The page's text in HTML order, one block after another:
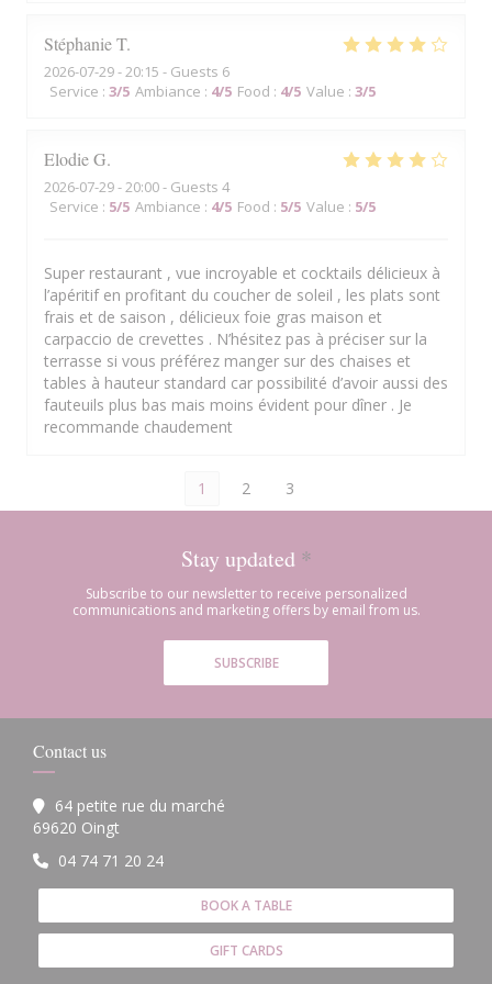
StéphanieT
2026-07-29- 20:15 - Guests 6
Service : 3/5 Ambiance : 4/5 Food : 4/5 Value : 3/5
ElodieG
2026-07-29- 20:00 - Guests 4
Service : 5/5 Ambiance : 4/5 Food : 5/5 Value : 5/5
Super restaurant , vue incroyable et cocktails délicieux à
l’apéritif en profitant du coucher de soleil , les plats sont
frais et de saison , délicieux foie gras maison et
carpaccio de crevettes . N’hésitez pas à préciser sur la
terrasse si vous préférez manger sur des chaises et
tables à hauteur standard car possibilité d’avoir aussi des
fauteuils plus bas mais moins évident pour dîner . Je
recommande chaudement
1 2 3
Stay updated *
Subscribe to our newsletter to receive personalized
communications and marketing offers by email from us.
SUBSCRIBE
Contact us
64 petite rue du marché
69620 Oingt
04 74 71 20 24
BOOK A TABLE
GIFT CARDS